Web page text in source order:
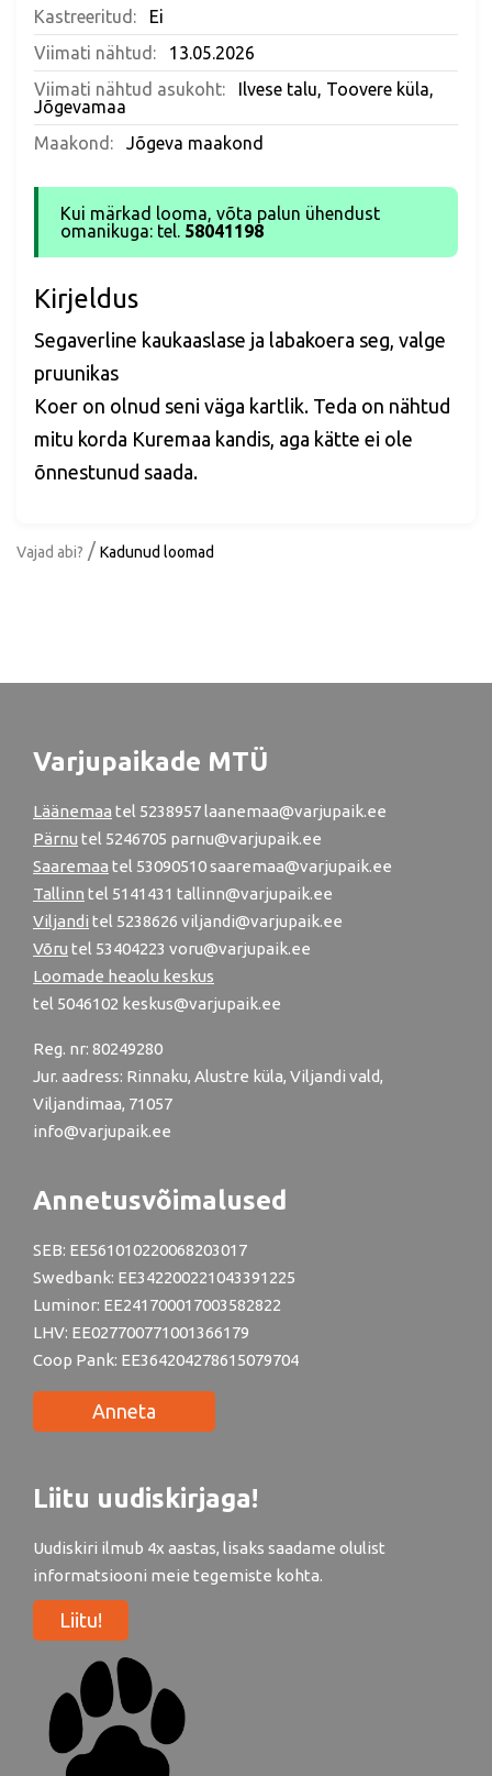
Kastreeritud:
Ei
Viimati nähtud:
13.05.2026
Viimati nähtud asukoht:
Ilvese talu, Toovere küla,
Jõgevamaa
Maakond:
Jõgeva maakond
Kui märkad looma, võta palun ühendust
omanikuga: tel. 58041198
Kirjeldus
Segaverline kaukaaslase ja labakoera seg, valge
pruunikas
Koer on olnud seni väga kartlik. Teda on nähtud
mitu korda Kuremaa kandis, aga kätte ei ole
õnnestunud saada.
Vajad abi? / Kadunud loomad
Varjupaikade MTÜ
Läänemaa tel 5238957 laanemaa@varjupaik.ee
Pärnu tel 5246705 parnu@varjupaik.ee
Saaremaa tel 53090510 saaremaa@varjupaik.ee
Tallinn tel 5141431 tallinn@varjupaik.ee
Viljandi tel 5238626 viljandi@varjupaik.ee
Võru tel 53404223 voru@varjupaik.ee
Loomade heaolu keskus
tel 5046102 keskus@varjupaik.ee
Reg. nr: 80249280
Jur. aadress: Rinnaku, Alustre küla, Viljandi vald,
Viljandimaa, 71057
info@varjupaik.ee
Annetusvõimalused
SEB: EE561010220068203017
Swedbank: EE342200221043391225
Luminor: EE241700017003582822
LHV: EE027700771001366179
Coop Pank: EE364204278615079704
Anneta
Liitu uudiskirjaga!
Uudiskiri ilmub 4x aastas, lisaks saadame olulist
informatsiooni meie tegemiste kohta.
Liitu!